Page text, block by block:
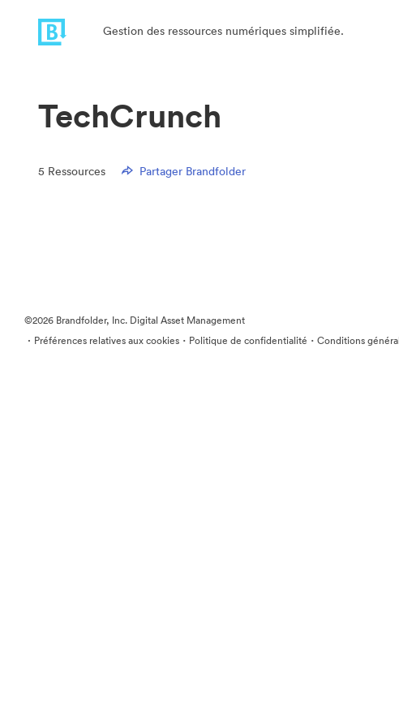
Gestion des ressources numériques simplifiée.
TechCrunch
5 Ressources Partager Brandfolder
©2026 Brandfolder, Inc. Digital Asset Management
· Préférences relatives aux cookies · Politique de confidentialité · Conditions